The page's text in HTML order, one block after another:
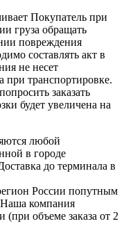
Покупатель при
груза обращать
повреждения
составлять акт в
не несет
при транспортировке.
заказать
будет увеличена на
любой
в городе
до терминала в
России попутным
Наша компания
(при объеме заказа от 2